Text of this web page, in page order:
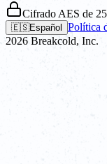
Cifrado AES de
🇪🇸Español Política
2026 Breakcold, Inc.